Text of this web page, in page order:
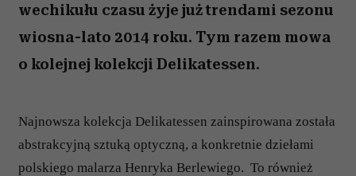
wechikułu czasu żyje już trendami sezonu
wiosna-lato 2014 roku. Tym razem mowa
o kolejnej kolekcji Delikatessen.
Najnowsza kolekcja Delikatessen zainspirowana została
abstrakcyjną sztuką optyczną, a konkretnie dziełami
polskiego malarza Henryka Berlewiego. To również